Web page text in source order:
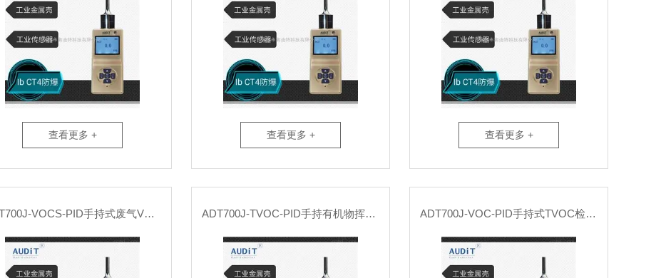
查看更多 + 查看更多 + 查看更多 +
ADT700J-VOCS-PID手持式废气VOCS检测仪 ADT700J-TVOC-PID手持有机物挥发性TVOC气体检测 ADT700J-VOC-PID手持式TVOC检测仪